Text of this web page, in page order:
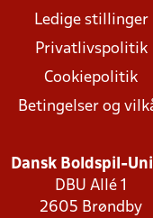
Ledige stillinger
Privatlivspolitik
Cookiepolitik
Betingelser og
Dansk Boldspil-
DBU Allé 1
2605 Brøndby